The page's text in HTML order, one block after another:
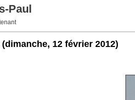
Paul
(dimanche, 12 février 2012)